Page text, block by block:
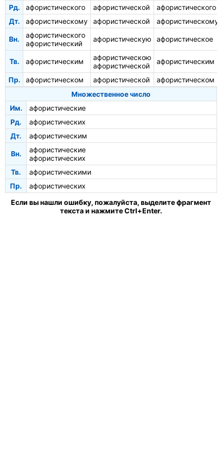
Рд.
афористического афористической
афористического
Дт.
афористическому афористической афористическому
Вн.
афористического
афористический
афористическую афористическое
Тв. афористическим
афористическою
афористической
афористическим
Пр. афористическом афористической
афористическом
Множественное число
Им.
афористические
Рд.
афористических
Дт.
афористическим
Вн.
афористические
афористических
Тв.
афористическими
Пр.
афористических
Если вы нашли ошибку, пожалуйста, выделите фрагмент
текста и нажмите Ctrl+Enter.